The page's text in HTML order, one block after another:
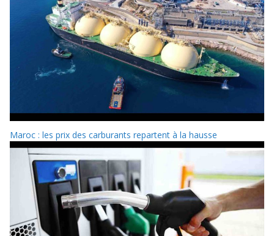
Maroc : les prix des carburants repartent à la hausse